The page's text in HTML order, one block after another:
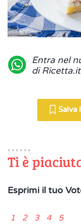
Entra nel
di Ricetta.it
Salva
Ti è
Esprimi il tuo
1 2 3 4 5